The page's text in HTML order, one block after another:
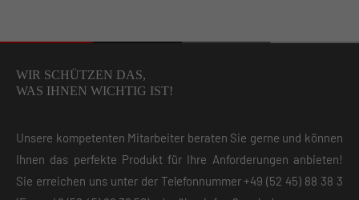
WIR SCHÜTZEN DAS,
WAS IHNEN WICHTIG IST!
Unsere kompetenten Mitarbeiter beraten Sie gerne und können
Ihnen das perfekte Produkt für Ihre Anforderungen anbieten!
Sie erreichen uns unter der Telefonnummer+49 (52 45) 88 38 3